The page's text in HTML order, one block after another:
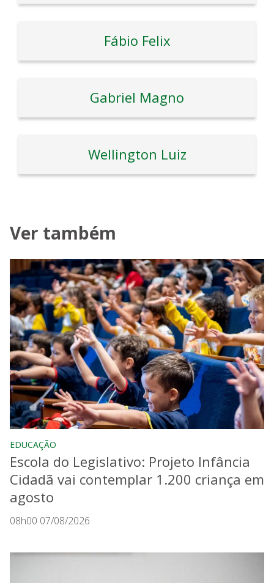
Fábio Felix
Gabriel Magno
Wellington Luiz
Ver também
EDUCAÇÃO
Escola do Legislativo: Projeto Infância
Cidadã vai contemplar 1.200 criança em
agosto
08h00 07/08/2026